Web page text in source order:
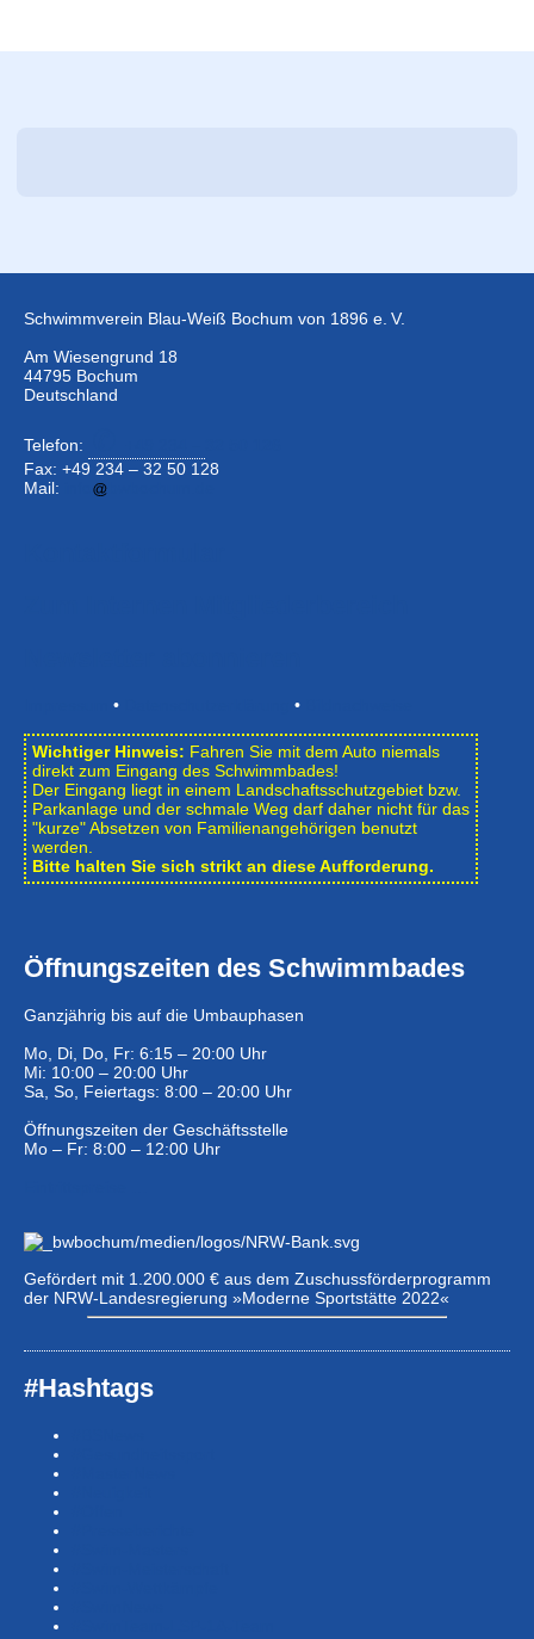
Schwimmverein Blau-Weiß Bochum von 1896 e. V.
Am Wiesengrund 18
44795 Bochum
Deutschland
Telefon:
Fax: +49 234 – 32 50 128
Mail:
• •
Wichtiger Hinweis: Fahren Sie mit dem Auto niemals
direkt zum Eingang des Schwimmbades!
Der Eingang liegt in einem Landschafts­schutzgebiet bzw.
Park­anlage und der schmale Weg darf daher nicht für das
"kurze" Absetzen von Familienangehörigen benutzt
werden.
Bitte halten Sie sich strikt an diese Aufforderung.
Öffnungszeiten des Schwimmbades
Ganzjährig bis auf die Umbauphasen
Mo, Di, Do, Fr: 6:15 – 20:00 Uhr
Mi: 10:00 – 20:00 Uhr
Sa, So, Feiertags: 8:00 – 20:00 Uhr
Öffnungszeiten der Geschäftsstelle
Mo – Fr: 8:00 – 12:00 Uhr
Gefördert mit 1.200.000 € aus dem Zuschussförderprogramm
der NRW-Landesregierung »Moderne Sportstätte 2022«
#Hashtags